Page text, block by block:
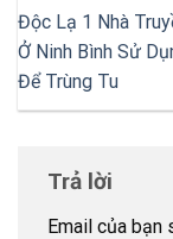
Độc Lạ 1 Nhà
Ở Ninh Bình Sử
Để Trùng Tu
Trả lời
Email của bạn